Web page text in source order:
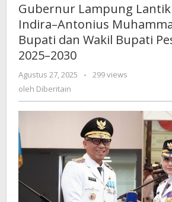
Gubernur Lampung
Indira–Antonius
Bupati dan Wakil Bupati
2025–2030
Agustus 27, 2025
oleh
-
299 views
oleh Diberitain